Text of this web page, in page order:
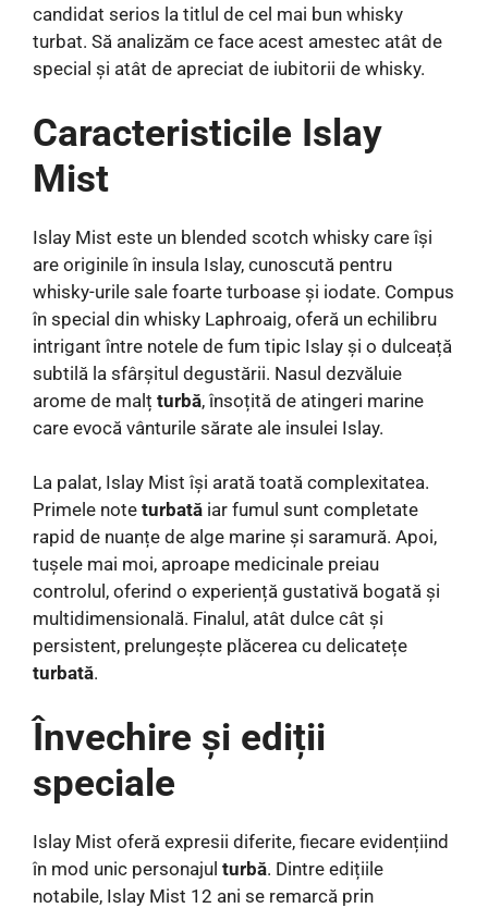
candidat serios la titlul de cel mai bun whisky
turbat. Să analizăm ce face acest amestec atât de
special și atât de apreciat de iubitorii de whisky.
Caracteristicile Islay
Mist
Islay Mist este un blended scotch whisky care își
are originile în insula Islay, cunoscută pentru
whisky-urile sale foarte turboase și iodate. Compus
în special din whisky Laphroaig, oferă un echilibru
intrigant între notele de fum tipic Islay și o dulceață
subtilă la sfârșitul degustării. Nasul dezvăluie
arome de malț turbă, însoțită de atingeri marine
care evocă vânturile sărate ale insulei Islay.
La palat, Islay Mist își arată toată complexitatea.
Primele note turbată iar fumul sunt completate
rapid de nuanțe de alge marine și saramură. Apoi,
tușele mai moi, aproape medicinale preiau
controlul, oferind o experiență gustativă bogată și
multidimensională. Finalul, atât dulce cât și
persistent, prelungește plăcerea cu delicatețe
turbată.
Învechire și ediții
speciale
Islay Mist oferă expresii diferite, fiecare evidențiind
în mod unic personajul turbă. Dintre edițiile
notabile, Islay Mist 12 ani se remarcă prin